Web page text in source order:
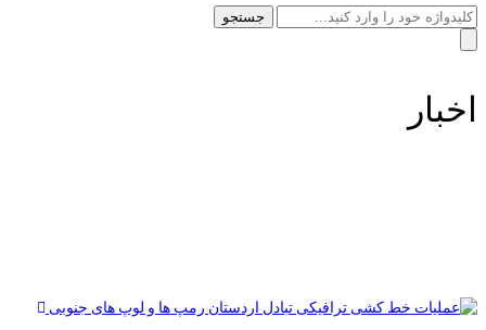
جستجو
اخبار